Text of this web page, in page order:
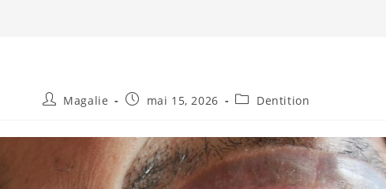
Magalie mai 15, 2026 Dentition